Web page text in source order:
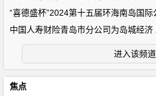
“喜德盛杯”2024第十五届环海南岛国
中国人寿财险青岛市分公司为岛城经
进入该频道
焦点